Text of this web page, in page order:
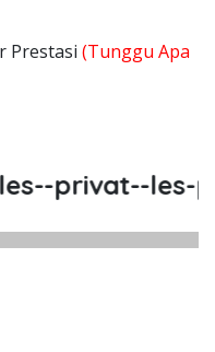
Prestasi (Tunggu Apa
privat--les-